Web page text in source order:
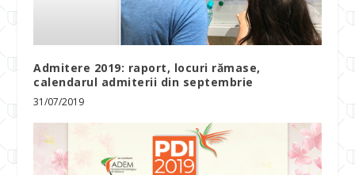
Admitere 2019: raport, locuri rămase,
calendarul admiterii din septembrie
31/07/2019